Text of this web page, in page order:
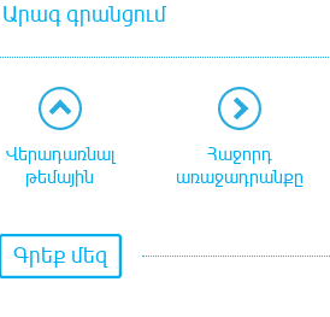
Արագ գրանցում
Վերադառնալ
թեմային
Հաջորդ
առաջադրանքը
Գրեք մեզ